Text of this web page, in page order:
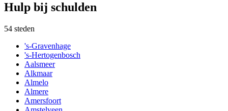
Hulp bij schulden
54 steden
's-Gravenhage
's-Hertogenbosch
Aalsmeer
Alkmaar
Almelo
Almere
Amersfoort